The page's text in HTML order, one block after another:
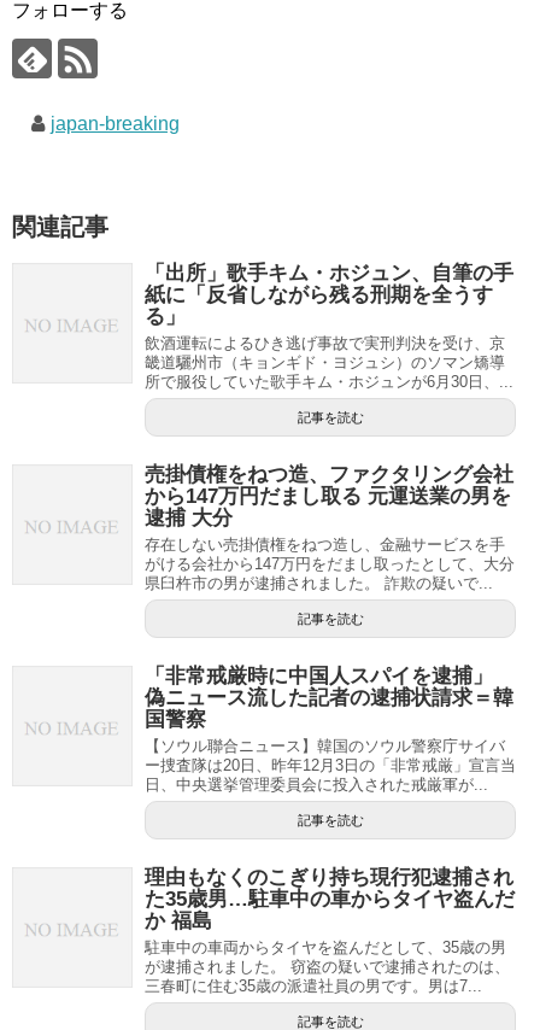
フォローする
japan-breaking
関連記事
「出所」歌手キム・ホジュン、自筆の手
紙に「反省しながら残る刑期を全うす
る」
飲酒運転によるひき逃げ事故で実刑判決を受け、京
畿道驪州市（キョンギド・ヨジュシ）のソマン矯導
所で服役していた歌手キム・ホジュンが6月30日、...
記事を読む
売掛債権をねつ造、ファクタリング会社
から147万円だまし取る 元運送業の男を
逮捕 大分
存在しない売掛債権をねつ造し、金融サービスを手
がける会社から147万円をだまし取ったとして、大分
県臼杵市の男が逮捕されました。 詐欺の疑いで...
記事を読む
「非常戒厳時に中国人スパイを逮捕」
偽ニュース流した記者の逮捕状請求＝韓
国警察
【ソウル聯合ニュース】韓国のソウル警察庁サイバ
ー捜査隊は20日、昨年12月3日の「非常戒厳」宣言当
日、中央選挙管理委員会に投入された戒厳軍が...
記事を読む
理由もなくのこぎり持ち現行犯逮捕され
た35歳男…駐車中の車からタイヤ盗んだ
か 福島
駐車中の車両からタイヤを盗んだとして、35歳の男
が逮捕されました。 窃盗の疑いで逮捕されたのは、
三春町に住む35歳の派遣社員の男です。男は7...
記事を読む